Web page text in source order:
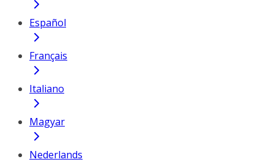
Español
Français
Italiano
Magyar
Nederlands